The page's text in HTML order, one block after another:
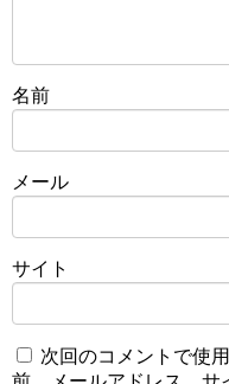
名前
メール
サイト
次回のコメントで使